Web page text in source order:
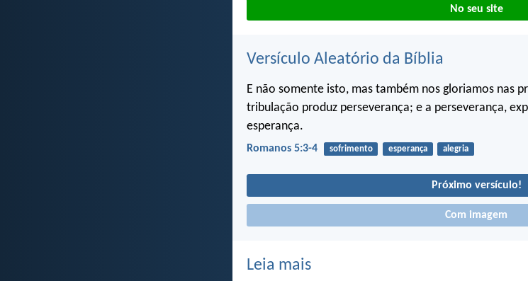
No seu site
Versículo Aleatório da Bíblia
E não somente isto, mas também nos gloriamos nas
tribulação produz perseverança; e a perseverança,
esperança.
Romanos 5:3-4 sofrimento esperança alegria
Próximo versículo!
Com imagem
Leia mais